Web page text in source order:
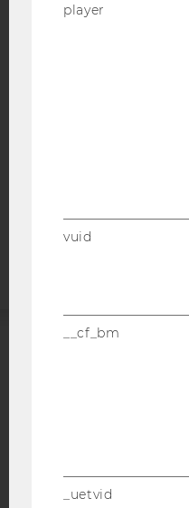
AMBA
player
vuid
__cf_bm
_uetvid